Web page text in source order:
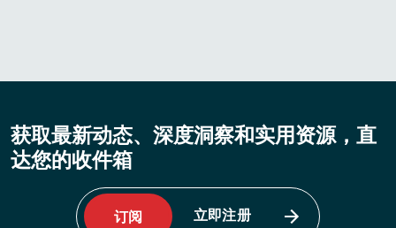
获取最新动态、深度洞察和实用资源，直
达您的收件箱
订阅 立即注册